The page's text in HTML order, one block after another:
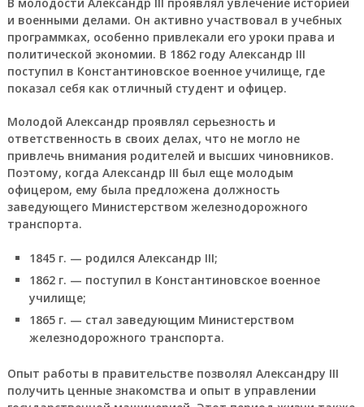
и военными делами. Он активно участвовал в учебных
программках, особенно привлекали его уроки права и
политической экономии. В 1862 году Александр III
поступил в Константиновское военное училище, где
показал себя как отличный студент и офицер.
Молодой Александр проявлял серьезность и
ответственность в своих делах, что не могло не
привлечь внимания родителей и высших чиновников.
Поэтому, когда Александр III был еще молодым
офицером, ему была предложена должность
заведующего Министерством железнодорожного
транспорта.
1845 г. — родился Александр III;
1862 г. — поступил в Константиновское военное
училище;
1865 г. — стал заведующим Министерством
железнодорожного транспорта.
Опыт работы в правительстве позволял Александру III
получить ценные знакомства и опыт в управлении